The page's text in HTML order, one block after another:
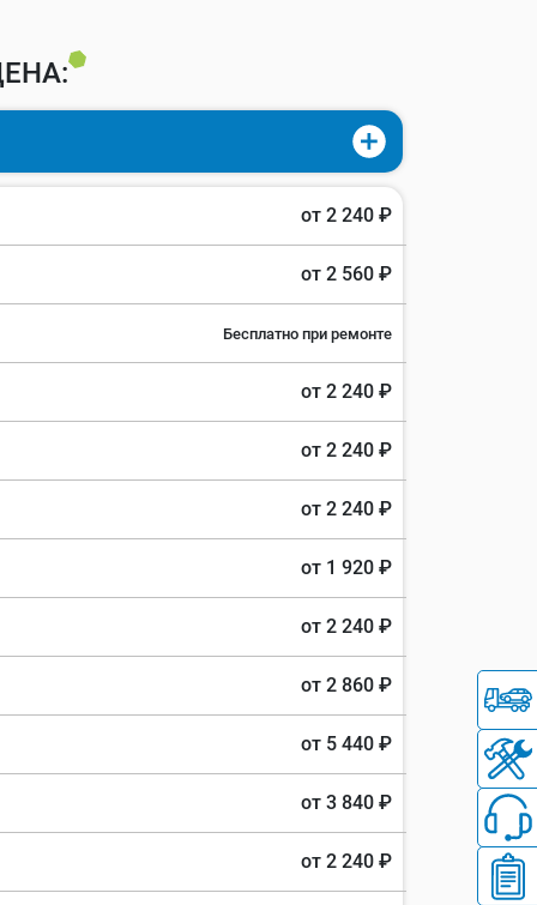
от 2 240 ₽
от 2 560 ₽
Бесплатно при ремонте
от 2 240 ₽
от 2 240 ₽
от 2 240 ₽
от 1 920 ₽
от 2 240 ₽
от 2 860 ₽
от 5 440 ₽
от 3 840 ₽
от 2 240 ₽